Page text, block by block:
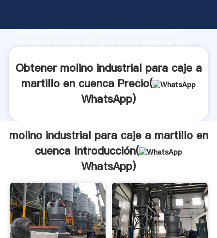
producción, fuerza de investigación avanzada y
aporta valores a todos los clientes.
Obtener molino industrial para caje a
martillo en cuenca Precio(
WhatsApp)
molino industrial para caje a martillo en
cuenca Introducción(
WhatsApp)